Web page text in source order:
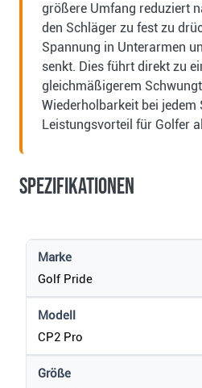
größere Umfang reduziert
den Schläger zu fest zu
Spannung in Unterarmen
senkt. Dies führt direkt zu
gleichmäßigerem
Wiederholbarkeit bei jedem
Leistungsvorteil für Golfer
Spezifikationen
Marke
Golf Pride
Modell
CP2 Pro
Größe